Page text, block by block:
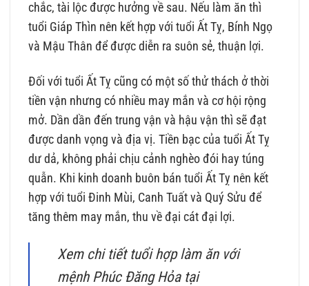
chắc, tài lộc được hưởng về sau. Nếu làm ăn thì
tuổi Giáp Thìn nên kết hợp với tuổi Ất Tỵ, Bính Ngọ
và Mậu Thân để được diễn ra suôn sẻ, thuận lợi.
Đối với tuổi Ất Tỵ cũng có một số thử thách ở thời
tiền vận nhưng có nhiều may mắn và cơ hội rộng
mở. Dần dần đến trung vận và hậu vận thì sẽ đạt
được danh vọng và địa vị. Tiền bạc của tuổi Ất Tỵ
dư dả, không phải chịu cảnh nghèo đói hay túng
quẫn. Khi kinh doanh buôn bán tuổi Ất Tỵ nên kết
hợp với tuổi Đinh Mùi, Canh Tuất và Quý Sửu để
tăng thêm may mắn, thu về đại cát đại lợi.
Xem chi tiết tuổi hợp làm ăn với
mệnh Phúc Đăng Hỏa tại